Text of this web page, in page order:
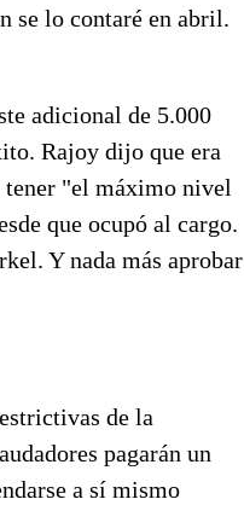
se lo contaré en abril.
adicional de 5.000
Rajoy dijo que era
tener "el máximo nivel
que ocupó al cargo.
Y nada más aprobar
de la
pagarán un
a sí mismo